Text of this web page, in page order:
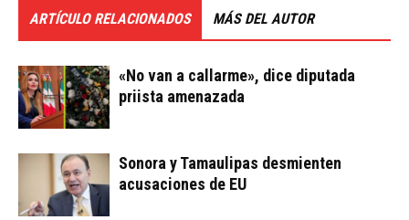
ARTÍCULO RELACIONADOS MÁS DEL AUTOR
«No van a callarme», dice diputada
priista amenazada
Sonora y Tamaulipas desmienten
acusaciones de EU